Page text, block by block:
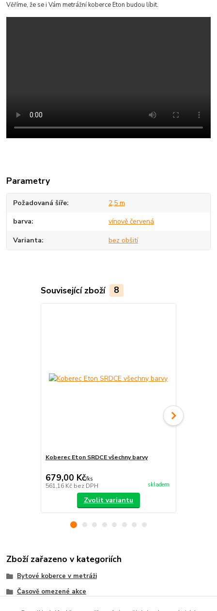
Věříme, že se i Vám metrážní koberce Eton budou líbit.
Parametry
Požadovaná šíře 2,5 m
barva vínově červená
Varianta bez obšití
Související zboží 8
Koberec Eton SRDCE všechny barvy
679,00 Kč/ks
561,16 Kč bez DPH skladem
Zvolit variantu
Zboží zařazeno v kategoriích
Bytové koberce v metráži
Časově omezené akce